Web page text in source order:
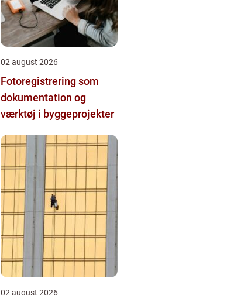
02 august 2026
Fotoregistrering som
dokumentation og
værktøj i byggeprojekter
02 august 2026